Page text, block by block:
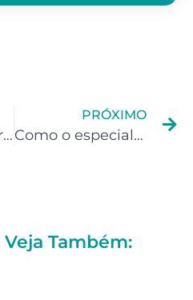
Contador para prestadores de serviços em Duque de Caxias
PRÓXIMO
Como o especialista em computação em nuvem deve pagar imposto de renda e abrir sua empresa ?
Também: